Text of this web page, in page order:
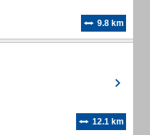
9.8 km
12.1 km